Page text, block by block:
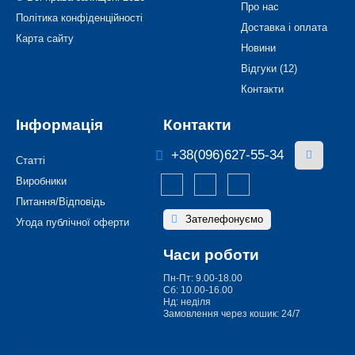
Політика конфіденційності
Карта сайту
Про нас
Доставка і оплата
Новини
Відгуки (12)
Контакти
Інформація
Статті
Виробники
Питання/Відповідь
Угода публічної оферти
Контакти
+38(096)627-55-34
Зателефонуємо
Часи роботи
Пн-Пт: 9.00-18.00
Сб: 10.00-16.00
Нд: неділя
Замовлення через кошик: 24/7